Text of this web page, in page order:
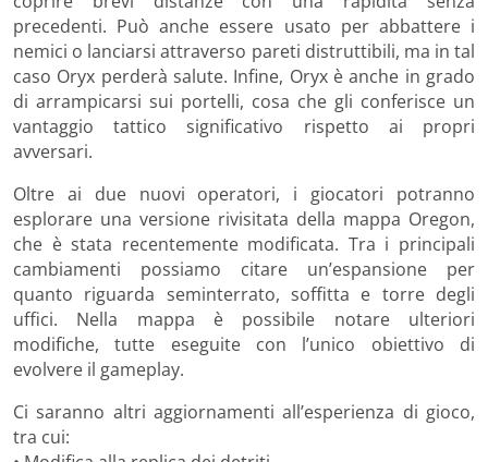
precedenti. Può anche essere usato per abbattere i
nemici o lanciarsi attraverso pareti distruttibili, ma in tal
caso Oryx perderà salute. Infine, Oryx è anche in grado
di arrampicarsi sui portelli, cosa che gli conferisce un
vantaggio tattico significativo rispetto ai propri
avversari.
Oltre ai due nuovi operatori, i giocatori potranno
esplorare una versione rivisitata della mappa Oregon,
che è stata recentemente modificata. Tra i principali
cambiamenti possiamo citare un’espansione per
quanto riguarda seminterrato, soffitta e torre degli
uffici. Nella mappa è possibile notare ulteriori
modifiche, tutte eseguite con l’unico obiettivo di
evolvere il gameplay.
Ci saranno altri aggiornamenti all’esperienza di gioco,
tra cui: